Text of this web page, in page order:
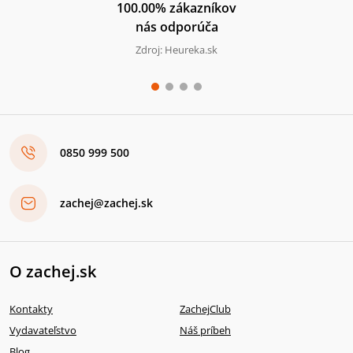
100.00% zákazníkov
nás odporúča
Zdroj: Heureka.sk
0850 999 500
zachej@zachej.sk
O zachej.sk
Kontakty
ZachejClub
Vydavateľstvo
Náš príbeh